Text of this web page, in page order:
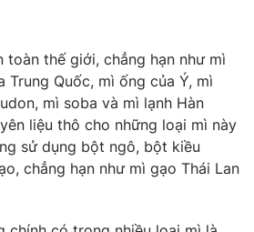
toàn thế giới, chẳng hạn như mì
Trung Quốc, mì ống của Ý, mì
mì soba và mì lạnh Hàn
liệu thô cho những loại mì này
sử dụng bột ngô, bột kiều
chẳng hạn như mì gạo Thái Lan